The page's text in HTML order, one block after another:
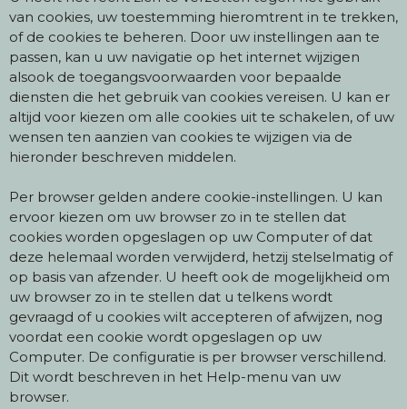
van cookies, uw toestemming hieromtrent in te trekken,
of de cookies te beheren. Door uw instellingen aan te
passen, kan u uw navigatie op het internet wijzigen
alsook de toegangsvoorwaarden voor bepaalde
diensten die het gebruik van cookies vereisen. U kan er
altijd voor kiezen om alle cookies uit te schakelen, of uw
wensen ten aanzien van cookies te wijzigen via de
hieronder beschreven middelen.
Per browser gelden andere cookie-instellingen. U kan
ervoor kiezen om uw browser zo in te stellen dat
cookies worden opgeslagen op uw Computer of dat
deze helemaal worden verwijderd, hetzij stelselmatig of
op basis van afzender. U heeft ook de mogelijkheid om
uw browser zo in te stellen dat u telkens wordt
gevraagd of u cookies wilt accepteren of afwijzen, nog
voordat een cookie wordt opgeslagen op uw
Computer. De configuratie is per browser verschillend.
Dit wordt beschreven in het Help-menu van uw
browser.